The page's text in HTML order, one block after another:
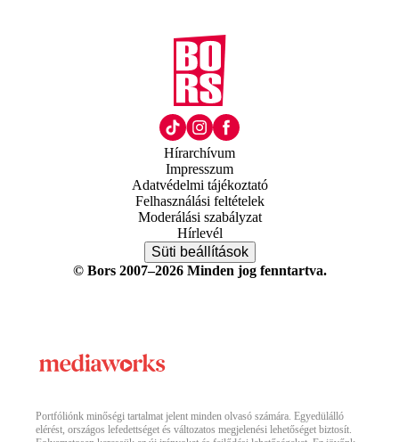
Hírarchívum
Impresszum
Adatvédelmi tájékoztató
Felhasználási feltételek
Moderálási szabályzat
Hírlevél
Süti beállítások
© Bors 2007–2026 Minden jog fenntartva.
Portfóliónk minőségi tartalmat jelent minden olvasó számára. Egyedülálló
elérést, országos lefedettséget és változatos megjelenési lehetőséget biztosít.